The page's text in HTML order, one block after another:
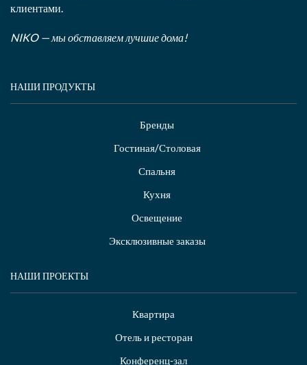
клиентами.
NIKO — мы обставляем лучшие дома!
НАШИ ПРОДУКТЫ
Бренды
Гостиная/Столовая
Спальня
Кухня
Освещение
Эксклюзивные заказы
НАШИ ПРОЕКТЫ
Квартира
Отель и ресторан
Конференц-зал